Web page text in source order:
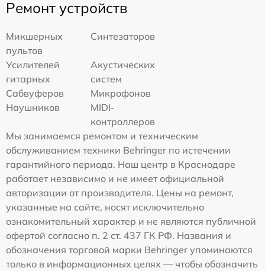
Ремонт устройств
Микшерных
пультов
Синтезаторов
Усилителей
гитарных
Акустических
систем
Сабвуферов
Микрофонов
Наушников
MIDI-
контроллеров
Мы занимаемся ремонтом и техническим
обслуживанием техники Behringer по истечении
гарантийного периода. Наш центр в Краснодаре
работает независимо и не имеет официальной
авторизации от производителя. Цены на ремонт,
указанные на сайте, носят исключительно
ознакомительный характер и не являются публичной
офертой согласно п. 2 ст. 437 ГК РФ. Названия и
обозначения торговой марки Behringer упоминаются
только в информационных целях — чтобы обозначить